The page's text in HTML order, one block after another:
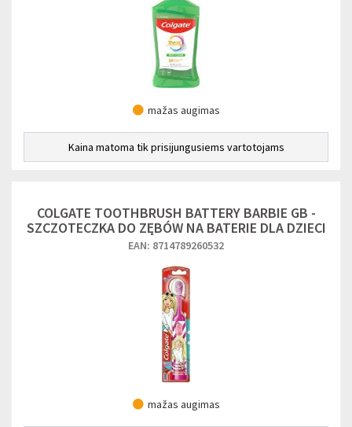
mažas augimas
Kaina matoma tik prisijungusiems vartotojams
COLGATE TOOTHBRUSH BATTERY BARBIE GB -
SZCZOTECZKA DO ZĘBÓW NA BATERIE DLA DZIECI
EAN: 8714789260532
mažas augimas